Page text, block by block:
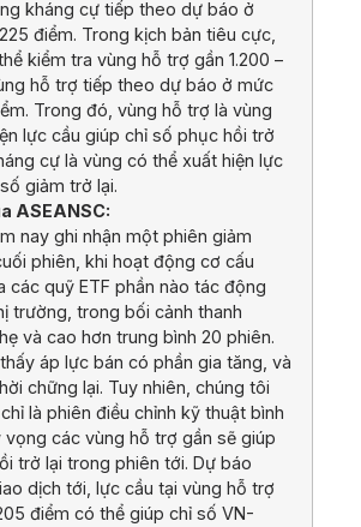
kháng cự tiếp theo dự báo ở
điểm. Trong kịch bản tiêu cực,
kiểm tra vùng hỗ trợ gần 1.200 –
hỗ trợ tiếp theo dự báo ở mức
Trong đó, vùng hỗ trợ là vùng
lực cầu giúp chỉ số phục hồi trở
cự là vùng có thể xuất hiện lực
giảm trở lại.
ASEANSC:
nay ghi nhận một phiên giảm
phiên, khi hoạt động cơ cấu
các quỹ ETF phần nào tác động
trường, trong bối cảnh thanh
và cao hơn trung bình 20 phiên.
áp lực bán có phần gia tăng, và
chững lại. Tuy nhiên, chúng tôi
là phiên điều chỉnh kỹ thuật bình
các vùng hỗ trợ gần sẽ giúp
trở lại trong phiên tới. Dự báo
dịch tới, lực cầu tại vùng hỗ trợ
điểm có thể giúp chỉ số VN-